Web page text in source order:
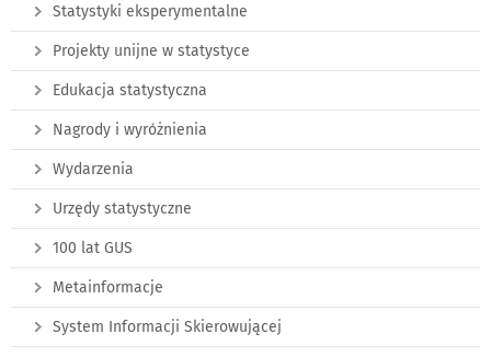
Statystyki eksperymentalne
Projekty unijne w statystyce
Edukacja statystyczna
Nagrody i wyróżnienia
Wydarzenia
Urzędy statystyczne
100 lat GUS
Metainformacje
System Informacji Skierowującej